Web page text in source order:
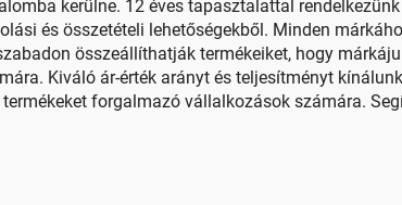
kerülne. 12 éves tapasztalattal
és összetételi lehetőségekből. Minden
összeállíthatják termékeiket, hogy
Kiváló ár-érték arányt és teljesítményt
forgalmazó vállalkozások számára.